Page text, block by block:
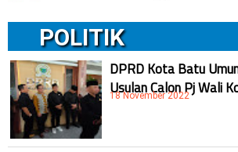
POLITIK
DPRD Kota Batu
Usulan Calon Pj Wali
18 November 2022